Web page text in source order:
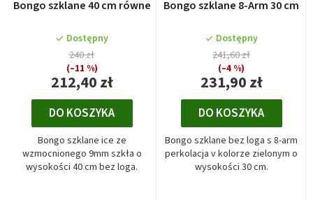
Bongo szklane 40 cm równe
Dostępny
212,40 zł
240 zł
(–11 %)
DO KOSZYKA
Bongo szklane ice ze
wzmocnionego 9mm szkła o
wysokości 40 cm bez loga.
Bongo szklane 8-Arm 30 cm
Dostępny
231,90 zł
241,60 zł
(–4 %)
DO KOSZYKA
Bongo szklane bez loga s 8-arm
perkolacja v kolorze zielonym o
wysokości 30 cm.